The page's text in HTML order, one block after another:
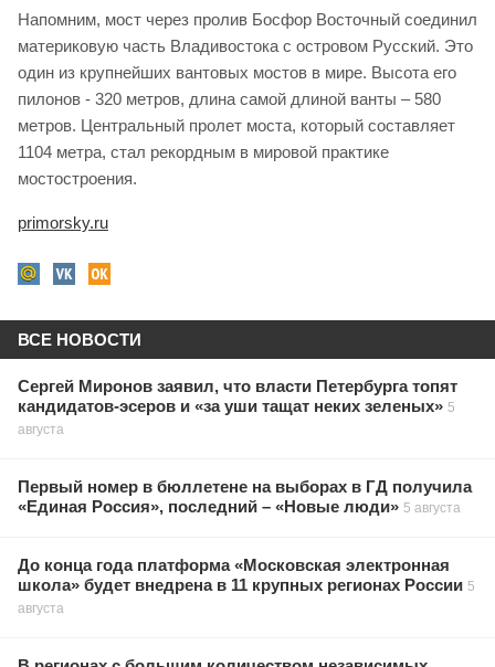
Напомним, мост через пролив Босфор Восточный соединил
материковую часть Владивостока с островом Русский. Это
один из крупнейших вантовых мостов в мире. Высота его
пилонов - 320 метров, длина самой длиной ванты – 580
метров. Центральный пролет моста, который составляет
1104 метра, стал рекордным в мировой практике
мостостроения.
primorsky.ru
ВСЕ НОВОСТИ
Сергей Миронов заявил, что власти Петербурга топят
кандидатов-эсеров и «за уши тащат неких зеленых» 5
августа
Первый номер в бюллетене на выборах в ГД получила
«Единая Россия», последний – «Новые люди» 5 августа
До конца года платформа «Московская электронная
школа» будет внедрена в 11 крупных регионах России 5
августа